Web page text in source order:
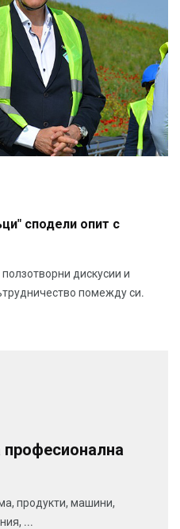
сподели опит с
дискусии и
помежду си.
продукти, машини,
...